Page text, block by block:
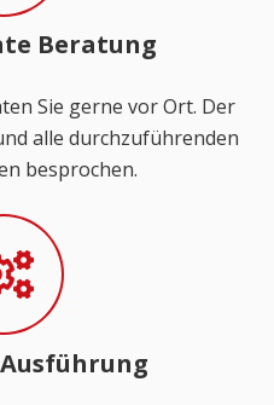
Beratung
Sie gerne vor Ort. Der
alle durchzuführenden
besprochen.